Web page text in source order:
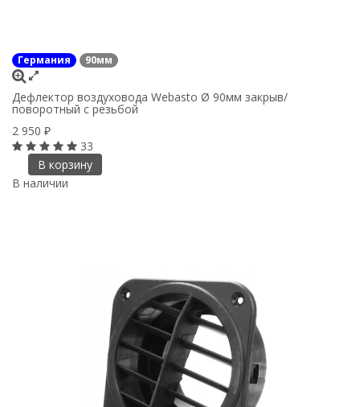
Германия 90мм
Дефлектор воздуховода Webasto Ø 90мм закрыв/
поворотный с резьбой
2 950 ₽
33
В корзину
В наличии